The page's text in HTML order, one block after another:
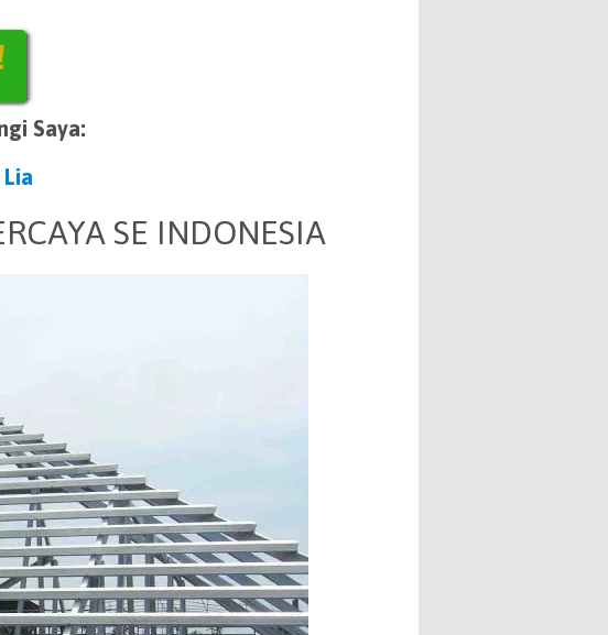
Saya:
SE INDONESIA